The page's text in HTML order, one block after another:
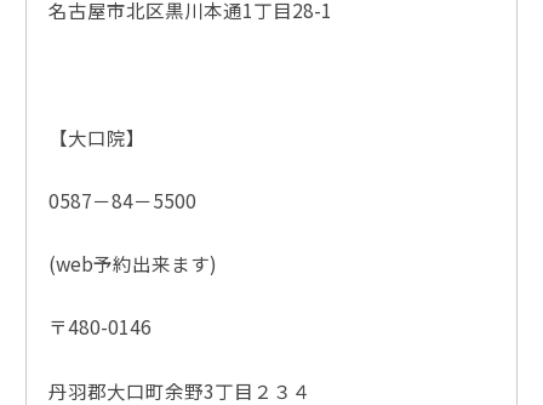
名古屋市北区黒川本通1丁目28-1
【大口院】
0587－84－5500
(web予約出来ます)
〒480-0146
丹羽郡大口町余野3丁目２３４